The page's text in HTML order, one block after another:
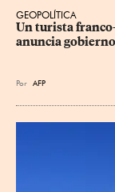
GEOPOLÍTICA
Un turista
anuncia
Por AFP